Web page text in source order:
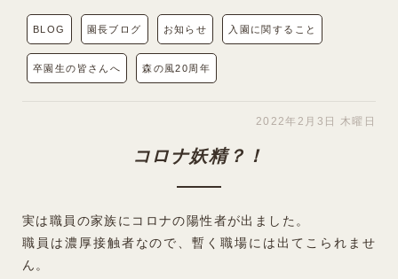
BLOG 園長ブログ お知らせ 入園に関すること
卒園生の皆さんへ 森の風20周年
2022年2月3日 木曜日
コロナ妖精？！
実は職員の家族にコロナの陽性者が出ました。
職員は濃厚接触者なので、暫く職場には出てこられませ
ん。